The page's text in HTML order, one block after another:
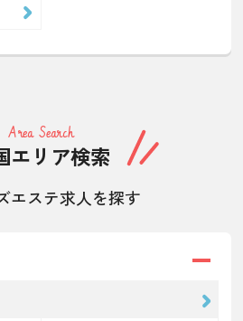
Area Search
エリア検索
エステ求人を探す